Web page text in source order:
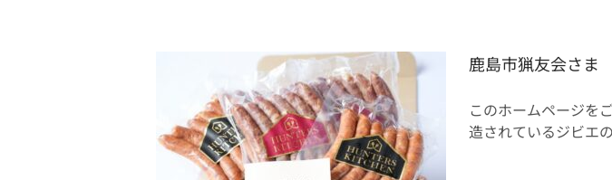
鹿島市猟友会さま
このホームページを
造されているジビエ